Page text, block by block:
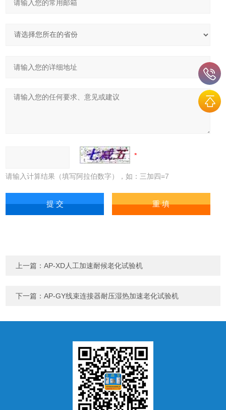
请输入计算结果（填写阿拉伯数字），如：三加四=7
上一篇：AP-XD人工加速耐候老化试验机
下一篇：AP-GY线束连接器耐压湿热加速老化试验机